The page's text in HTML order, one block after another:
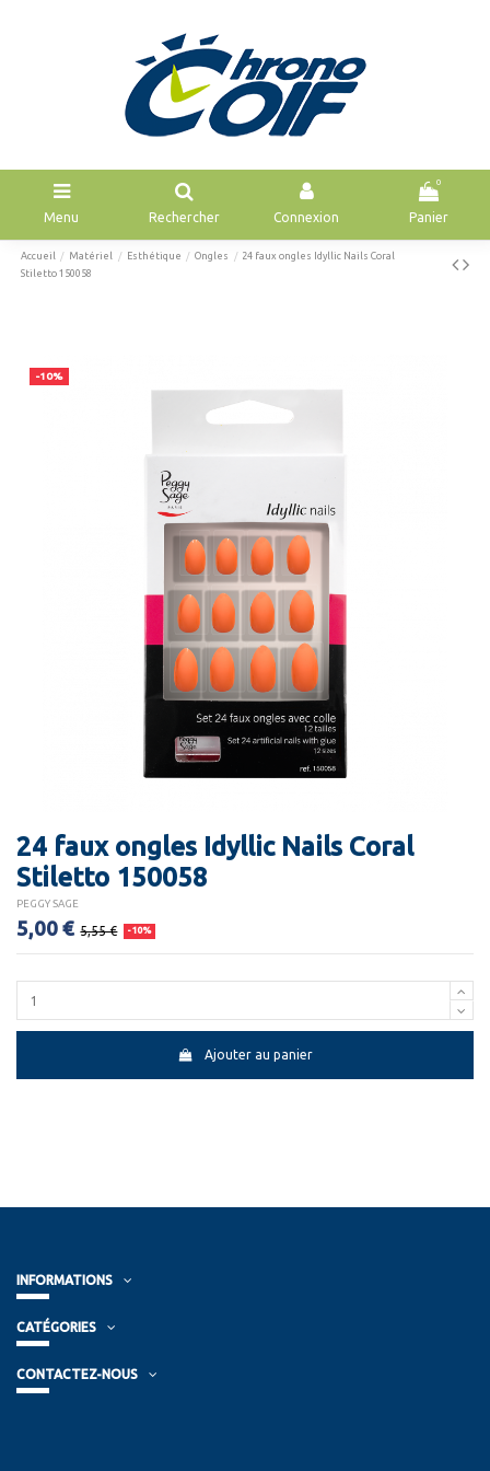
Menu Rechercher Connexion
0
Panier
Accueil Matériel Esthétique Ongles
24 faux ongles Idyllic Nails Coral
Stiletto 150058
-10%
24 faux ongles Idyllic Nails Coral
Stiletto 150058
PEGGY SAGE
5,00 € 5,55 € -10%
Ajouter au panier
INFORMATIONS
CATÉGORIES
CONTACTEZ-NOUS